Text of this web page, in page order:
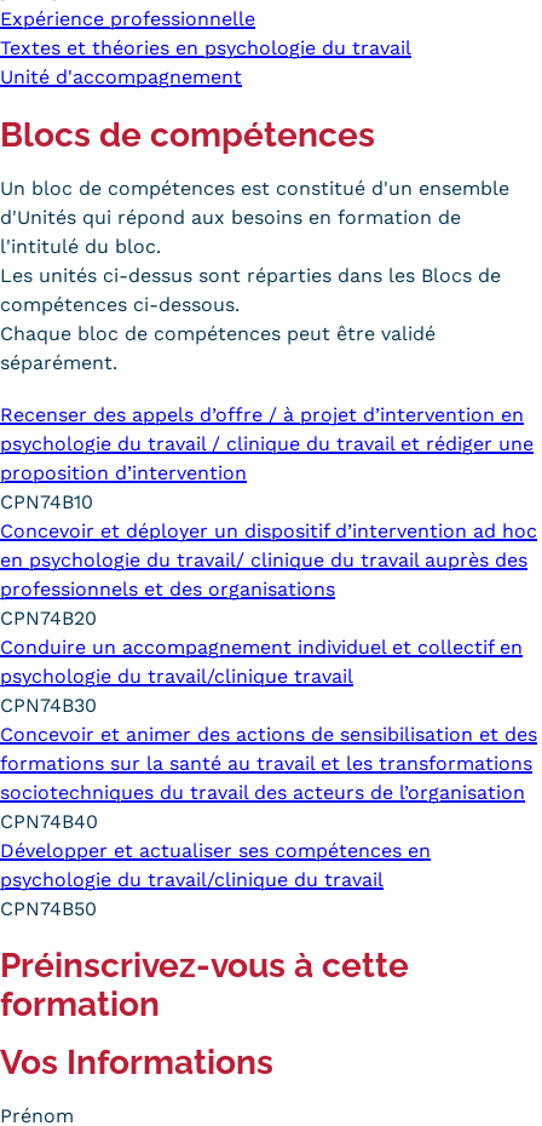
Expérience professionnelle
Textes et théories en psychologie du travail
Unité d'accompagnement
Blocs de compétences
Un bloc de compétences est constitué d'un ensemble
d'Unités qui répond aux besoins en formation de
l'intitulé du bloc.
Les unités ci-dessus sont réparties dans les Blocs de
compétences ci-dessous.
Chaque bloc de compétences peut être validé
séparément.
Recenser des appels d’offre / à projet d’intervention en
psychologie du travail / clinique du travail et rédiger une
proposition d’intervention
CPN74B10
Concevoir et déployer un dispositif d’intervention ad hoc
en psychologie du travail/ clinique du travail auprès des
professionnels et des organisations
CPN74B20
Conduire un accompagnement individuel et collectif en
psychologie du travail/clinique travail
CPN74B30
Concevoir et animer des actions de sensibilisation et des
formations sur la santé au travail et les transformations
sociotechniques du travail des acteurs de l’organisation
CPN74B40
Développer et actualiser ses compétences en
psychologie du travail/clinique du travail
CPN74B50
Préinscrivez-vous à cette
formation
Vos Informations
Prénom